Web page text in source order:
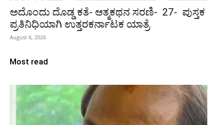
ಅದೊಂದು ದೊಡ್ಡ ಕತೆ- ಆತ್ಮಕಥನ ಸರಣಿ- 27- ಪುಸ್ತಕ
ಪ್ರತಿನಿಧಿಯಾಗಿ ಉತ್ತರಕರ್ನಾಟಕ ಯಾತ್ರೆ
August 6, 2026
Most read